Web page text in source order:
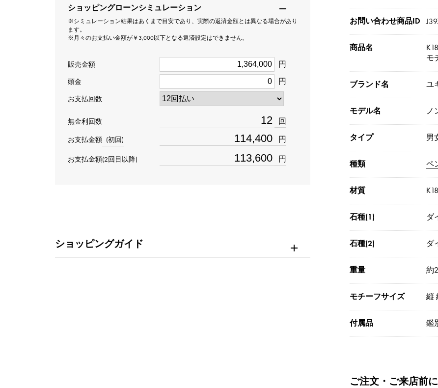
ショッピングローンシミュレーション
※シミュレーション結果はあくまで目安であり、実際の返済金額とは異なる場合があり
ます。
※月々のお支払い金額が￥3,000以下となる返済設定はできません。
販売金額 円
頭金 円
お支払回数
無金利回数 回
お支払金額 (初回) 円
お支払金額(2回目以降) 円
ショッピングガイド
お問い合わせ商品ID
商品名
モ
ブランド名 ユ
モデル名 ノ
タイプ 男
種類 ペ
材質
石種(1) ダ
石種(2) ダ
重量 約
モチーフサイズ 縦
付属品 鑑
ご注文・ご来店前